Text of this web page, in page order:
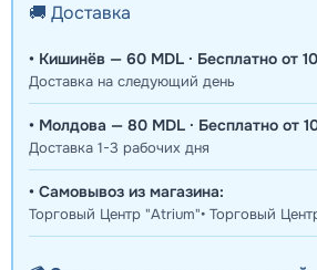
🚚 Доставка
• Кишинёв — 60 MDL · Бесплатно от
Доставка на следующий день
• Молдова — 80 MDL · Бесплатно от
Доставка 1-3 рабочих дня
• Самовывоз из магазина:
Торговый Центр "Atrium"• Торговый